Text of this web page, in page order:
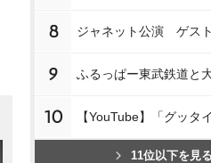
8 ジャネット公演 ゲス
9 ふるっぱー東武鉄道と
10 【YouTube】「グッタ
11位以下を見る